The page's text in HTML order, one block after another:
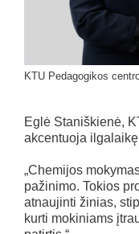
KTU Pedagogikos
Eglė Staniškienė,
akcentuoja
„Chemijos
pažinimo. Tokios
atnaujinti žinias,
kurti mokiniams